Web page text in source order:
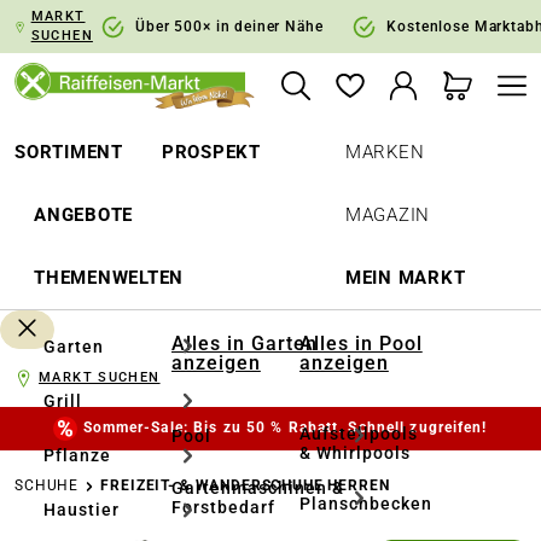
Zur Hauptnavigation springen
MARKT
SUCHEN
Über 500× in deiner Nähe Kostenlose
SORTIMENT PROSPEKT
ANGEBOTE
THEMENWELTEN
MARKEN
MAGAZIN
MEIN MARKT
Garten
Grill
Pflanze
Haustier
Alles in Garten
anzeigen
Pool
Gartenmaschinen &
Forstbedarf
Alles in Pool
anzeigen
Aufstellpools
& Whirlpools
Planschbecken
MARKT SUCHEN
Sommer-Sale: Bis zu 50 % Rabatt. Schnell zugreifen!
SCHUHE FREIZEIT- & WANDERSCHUHE HERREN